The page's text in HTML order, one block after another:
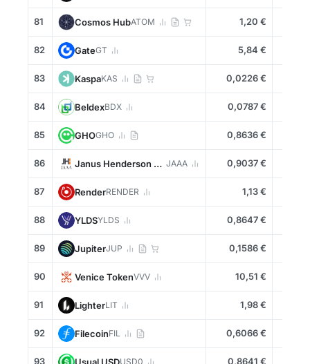
81 Cosmos HubATOM 1,20 €
82 GateGT 5,84 €
83 KaspaKAS 0,0226 €
84 BeldexBDX 0,0787 €
85 GHOGHO 0,8636 €
86 Janus Henderson Anemoy AAA CLO Fund JAAA 0,9037 €
87 RenderRENDER 1,13 €
88 YLDSYLDS 0,8647 €
89 JupiterJUP 0,1586 €
90 Venice TokenVVV 10,51 €
91 LighterLIT 1,98 €
92 FilecoinFIL 0,6066 €
93 Usual USDUSD0 0,8641 €